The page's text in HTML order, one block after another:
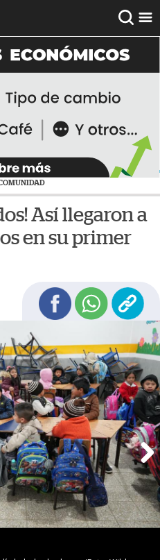
Así llegaron a
en su primer